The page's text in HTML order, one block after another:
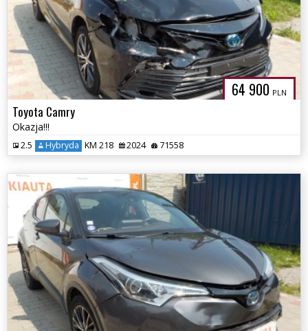
64 900 PLN
Toyota Camry
Okazja!!!
2.5 Hybryda KM 218 2024 71558